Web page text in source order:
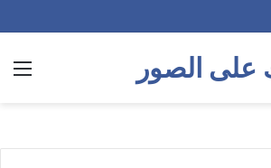
على الصور